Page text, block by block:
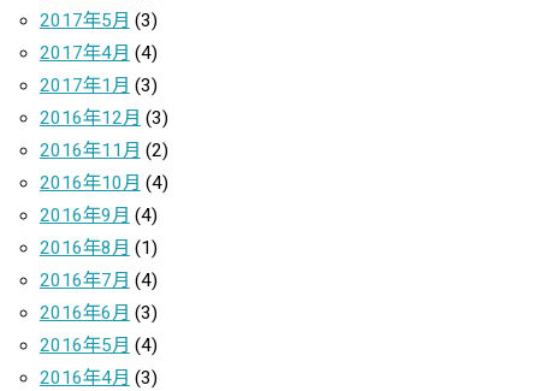
2017年5月 (3)
2017年4月 (4)
2017年1月 (3)
2016年12月 (3)
2016年11月 (2)
2016年10月 (4)
2016年9月 (4)
2016年8月 (1)
2016年7月 (4)
2016年6月 (3)
2016年5月 (4)
2016年4月 (3)